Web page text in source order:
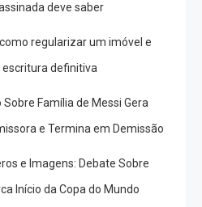
deve saber
regularizar um imóvel e
escritura definitiva
Sobre Família de Messi Gera
e Termina em Demissão
e Imagens: Debate Sobre
Início da Copa do Mundo